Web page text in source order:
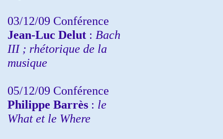
03/12/09 Conférence
Jean-Luc Delut : Bach
III ; rhétorique de la
musique
05/12/09 Conférence
Philippe Barrès : le
What et le Where